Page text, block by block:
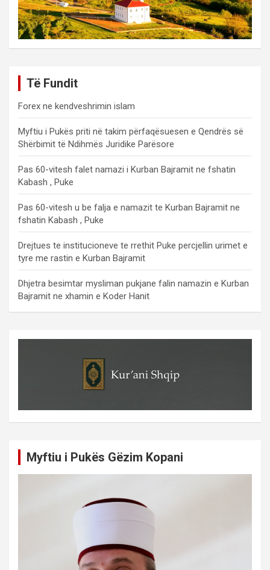
Të Fundit
Forex ne kendveshrimin islam
Myftiu i Pukës priti në takim përfaqësuesen e Qendrës së
Shërbimit të Ndihmës Juridike Parësore
Pas 60-vitesh falet namazi i Kurban Bajramit ne fshatin
Kabash , Puke
Pas 60-vitesh u be falja e namazit te Kurban Bajramit ne
fshatin Kabash , Puke
Drejtues te institucioneve te rrethit Puke percjellin urimet e
tyre me rastin e Kurban Bajramit
Dhjetra besimtar mysliman pukjane falin namazin e Kurban
Bajramit ne xhamin e Koder Hanit
Myftiu i Pukës Gëzim Kopani